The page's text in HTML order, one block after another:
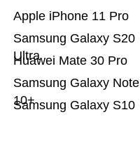
Samsung Galaxy S10
Samsung Galaxy Note
10+
Huawei Mate 30 Pro
Samsung Galaxy S20
Ultra
Apple iPhone 11 Pro